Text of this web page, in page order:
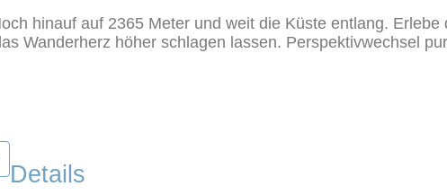
hinauf auf 2365 Meter und weit die Küste entlang.
Wanderherz höher schlagen lassen. Perspektivwechsel
Details